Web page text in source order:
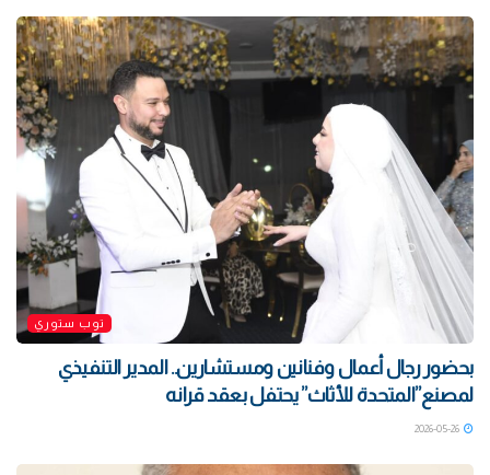
توب ستوري
بحضور رجال أعمال وفنانين ومستشارين.. المدير التنفيذي
لمصنع”المتحدة للأثاث” يحتفل بعقد قرانه
2026-05-26